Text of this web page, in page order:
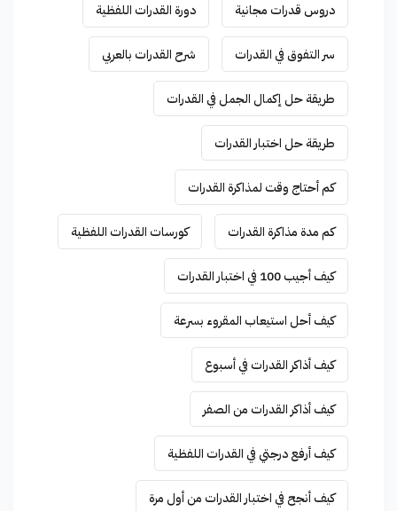
دروس قدرات مجانية دورة القدرات اللفظية
سر التفوق في القدرات شرح القدرات بالعربي
طريقة حل إكمال الجمل في القدرات
طريقة حل اختبار القدرات
كم أحتاج وقت لمذاكرة القدرات
كم مدة مذاكرة القدرات كورسات القدرات اللفظية
كيف أجيب 100 في اختبار القدرات
كيف أحل استيعاب المقروء بسرعة
كيف أذاكر القدرات في أسبوع
كيف أذاكر القدرات من الصفر
كيف أرفع درجتي في القدرات اللفظية
كيف أنجح في اختبار القدرات من أول مرة